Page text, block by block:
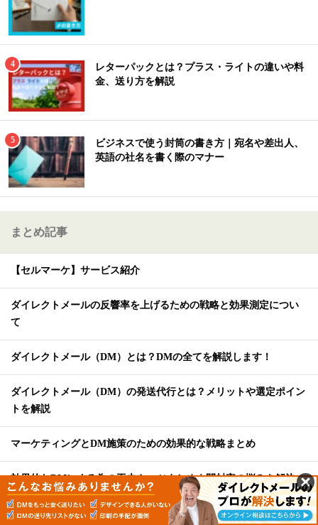
レターパックとは？プラス・ライトの違いや料
金、送り方を解説
ビジネスで使う封筒の書き方｜宛名や差出人、
英語の社名を書く際のマナー
まとめ記事
【セルマーケ】サービス紹介
ダイレクトメールの反響率を上げるための戦略と効果測定につい
て
ダイレクトメール（DM）とは？DMの全てを解説します！
ダイレクトメール（DM）の発送代行とは？メリットや選定ポイン
トを解説
マーケティングとDM施策のための効果的な戦略まとめ
効果的なDMにする為の工夫やコツまとめ｜開封率の悩みを解決
東京でおすすめの安いDM発送代行会社15選！各比較や利用の流れ